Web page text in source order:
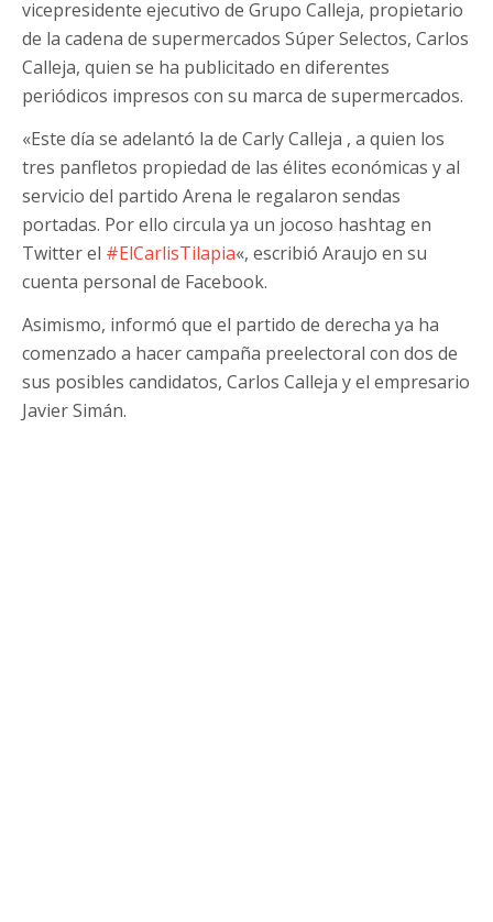
vicepresidente ejecutivo de Grupo Calleja, propietario
de la cadena de supermercados Súper Selectos, Carlos
Calleja, quien se ha publicitado en diferentes
periódicos impresos con su marca de supermercados.
«Este día se adelantó la de Carly Calleja , a quien los
tres panfletos propiedad de las élites económicas y al
servicio del partido Arena le regalaron sendas
portadas. Por ello circula ya un jocoso hashtag en
Twitter el #ElCarlisTilapia«, escribió Araujo en su
cuenta personal de Facebook.
Asimismo, informó que el partido de derecha ya ha
comenzado a hacer campaña preelectoral con dos de
sus posibles candidatos, Carlos Calleja y el empresario
Javier Simán.